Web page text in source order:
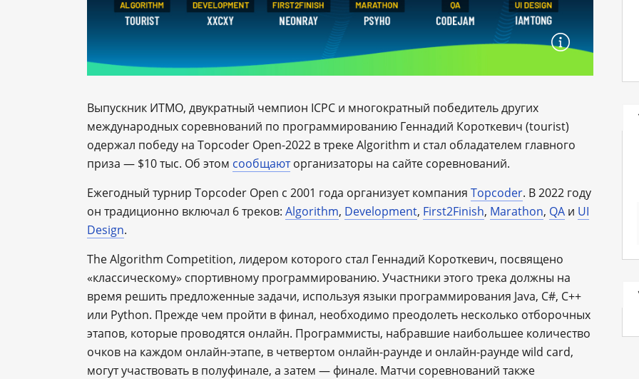
Выпускник ИТМО, двукратный чемпион ICPC и многократный победитель других
международных соревнований по программированию Геннадий Короткевич (tourist)
одержал победу на Topcoder Open-2022 в треке Algorithm и стал обладателем главного
приза ― $10 тыс. Об этом сообщаюторганизаторы на сайте соревнований.
Ежегодный турнир Topcoder Open с 2001 года организует компания Topсoder. В 2022 году
он традиционно включал 6 треков: Algorithm, Development, First2Finish, Marathon, QA и UI
Design.
The Algorithm Competition, лидером которого стал Геннадий Короткевич, посвящено
«классическому» спортивному программированию. Участники этого трека должны на
время решить предложенные задачи, используя языки программирования Java, C#, C++
или Python. Прежде чем пройти в финал, необходимо преодолеть несколько отборочных
этапов, которые проводятся онлайн. Программисты, набравшие наибольшее количество
очков на каждом онлайн-этапе, в четвертом онлайн-раунде и онлайн-раунде wild card,
могут участвовать в полуфинале, а затем — финале. Матчи соревнований также